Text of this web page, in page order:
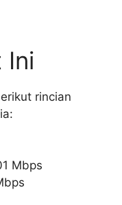
Ini
rincian
Mbps